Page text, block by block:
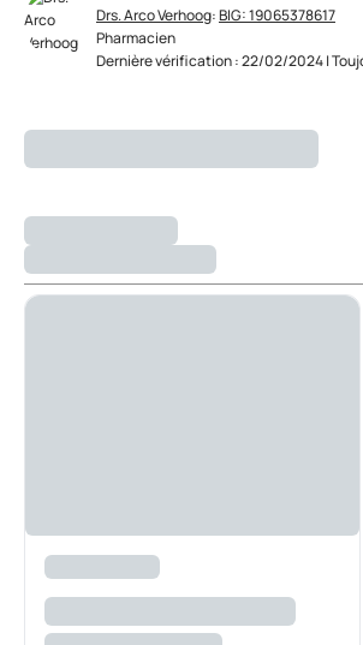
Drs. Arco Verhoog:BIG: 19065378617
Pharmacien
Dernière vérification : 22/02/2024 |